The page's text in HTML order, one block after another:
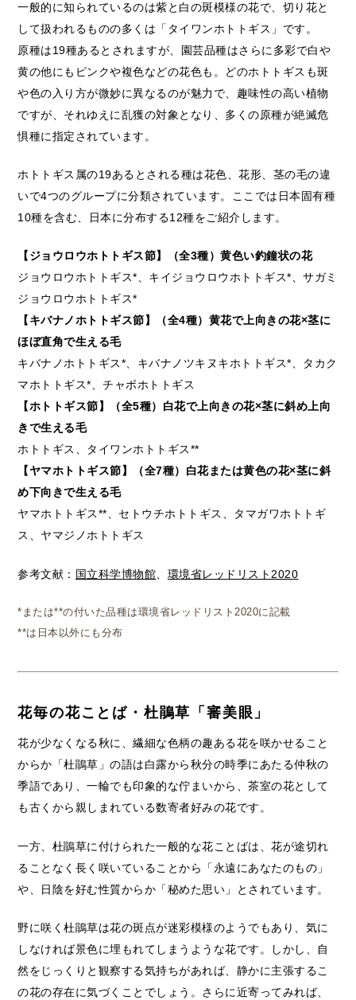
一般的に知られているのは紫と白の斑模様の花で、切り花と
して扱われるものの多くは「タイワンホトトギス」です。
原種は19種あるとされますが、園芸品種はさらに多彩で白や
黄の他にもピンクや複色などの花色も。どのホトトギスも斑
や色の入り方が微妙に異なるのが魅力で、趣味性の高い植物
ですが、それゆえに乱獲の対象となり、多くの原種が絶滅危
惧種に指定されています。
ホトトギス属の19あるとされる種は花色、花形、茎の毛の違
いで4つのグループに分類されています。ここでは日本固有種
10種を含む、日本に分布する12種をご紹介します。
【ジョウロウホトトギス節】（全3種）黄色い釣鐘状の花
ジョウロウホトトギス*、キイジョウロウホトトギス*、サガミ
ジョウロウホトトギス*
【キバナノホトトギス節】（全4種）黄花で上向きの花×茎に
ほぼ直角で生える毛
キバナノホトトギス*、キバナノツキヌキホトトギス*、タカク
マホトトギス*、チャボホトトギス
【ホトトギス節】（全5種）白花で上向きの花×茎に斜め上向
きで生える毛
ホトトギス、タイワンホトトギス**
【ヤマホトトギス節】（全7種）白花または黄色の花×茎に斜
め下向きで生える毛
ヤマホトトギス**、セトウチホトトギス、タマガワホトトギ
ス、ヤマジノホトトギス
参考文献： 国立科学博物館 環境省レッドリスト2020
*または**の付いた品種は環境省レッドリスト2020に記載
**は日本以外にも分布
花毎の花ことば・杜鵑草「審美眼」
花が少なくなる秋に、繊細な色柄の趣ある花を咲かせること
からか「杜鵑草」の語は白露から秋分の時季にあたる仲秋の
季語であり、一輪でも印象的な佇まいから、茶室の花として
も古くから親しまれている数寄者好みの花です。
一方、杜鵑草に付けられた一般的な花ことばは、花が途切れ
ることなく長く咲いていることから「永遠にあなたのもの」
や、日陰を好む性質からか「秘めた思い」とされています。
野に咲く杜鵑草は花の斑点が迷彩模様のようでもあり、気に
しなければ景色に埋もれてしまうような花です。しかし、自
然をじっくりと観察する気持ちがあれば、静かに主張するこ
の花の存在に気づくことでしょう。さらに近寄ってみれば、